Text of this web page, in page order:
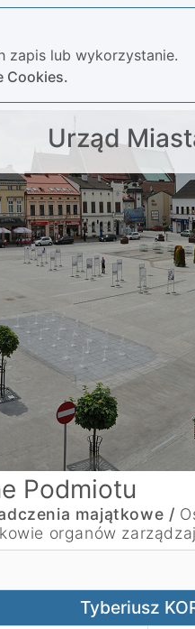
zapis lub wykorzystanie.
Cookies.
Urząd
Podmiotu
majątkowe /
organów
Tyberiusz